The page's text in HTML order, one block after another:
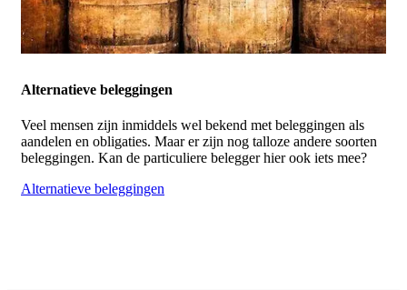
Alternatieve beleggingen
Veel mensen zijn inmiddels wel bekend met beleggingen als
aandelen en obligaties. Maar er zijn nog talloze andere soorten
beleggingen. Kan de particuliere belegger hier ook iets mee?
Alternatieve beleggingen